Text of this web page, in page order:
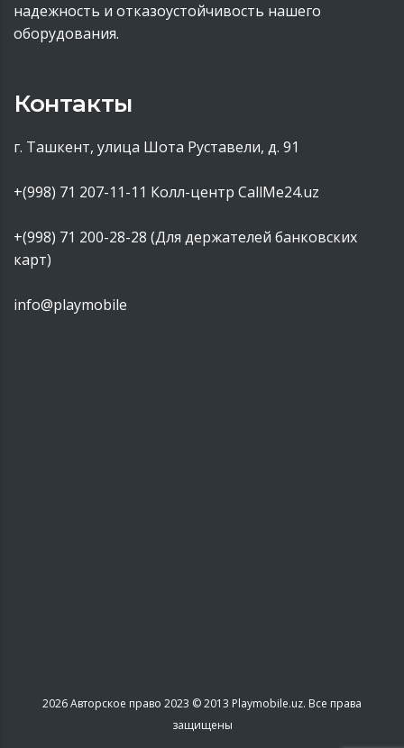
надежность и отказоустойчивость нашего
оборудования.
Контакты
г. Ташкент, улица Шота Руставели, д. 91
+(998) 71 207-11-11 Колл-центр CallMe24.uz
+(998) 71 200-28-28 (Для держателей банковских
карт)
info@playmobile
2026Авторское право 2023 © 2013 Playmobile.uz. Все права
защищены